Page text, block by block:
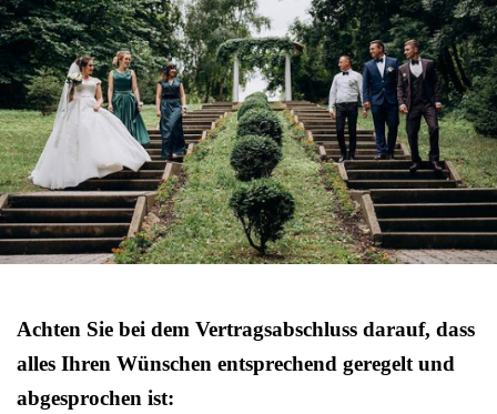
Achten Sie bei dem Vertragsabschluss darauf, dass
alles Ihren Wünschen entsprechend geregelt und
abgesprochen ist: